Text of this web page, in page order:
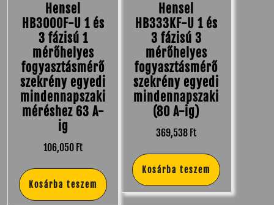
Hensel
HB3000F-U 1 és
3 fázisú 1
mérőhelyes
fogyasztásmérő
szekrény egyedi
mindennapszaki
méréshez 63 A-
ig
106,050 Ft
Kosárba teszem
Hensel
HB333KF-U 1 és
3 fázisú 3
mérőhelyes
fogyasztásmérő
szekrény egyedi
mindennapszaki
(80 A-ig)
369,538 Ft
Kosárba teszem